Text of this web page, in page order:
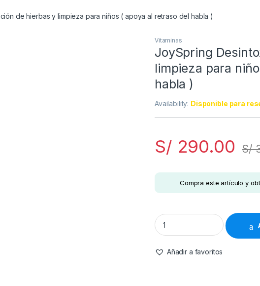
de hierbas y limpieza para niños ( apoya al retraso del habla )
Vitaminasㅤ
JoySpring
limpieza para
habla )
Availability: Disponible para
S/ 290.00 S/
Compra este artículo y
JoySpring Desintoxicación
Añadir a favoritos